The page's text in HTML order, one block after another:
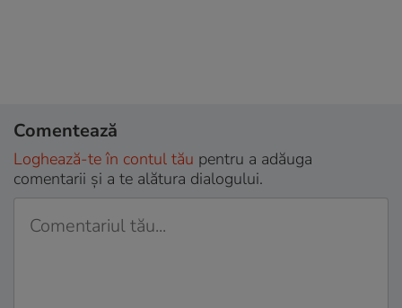
Comentează
Loghează-te în contul tău pentru a adăuga
comentarii și a te alătura dialogului.